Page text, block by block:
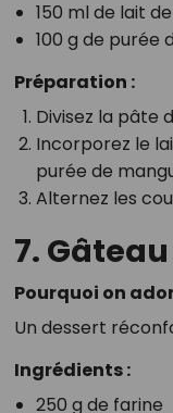
150 ml de lait
100 g de purée
Préparation :
Divisez la pâte
Incorporez le
purée de
Alternez les
7.
Pourquoi on
Un dessert
Ingrédients :
250 g de farine